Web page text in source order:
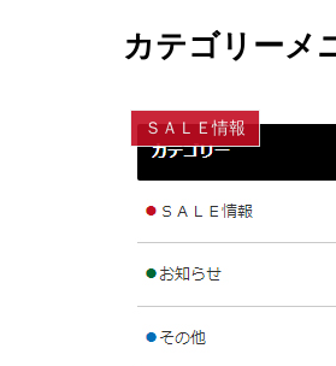
カテゴリーメ
ＳＡＬＥ情報